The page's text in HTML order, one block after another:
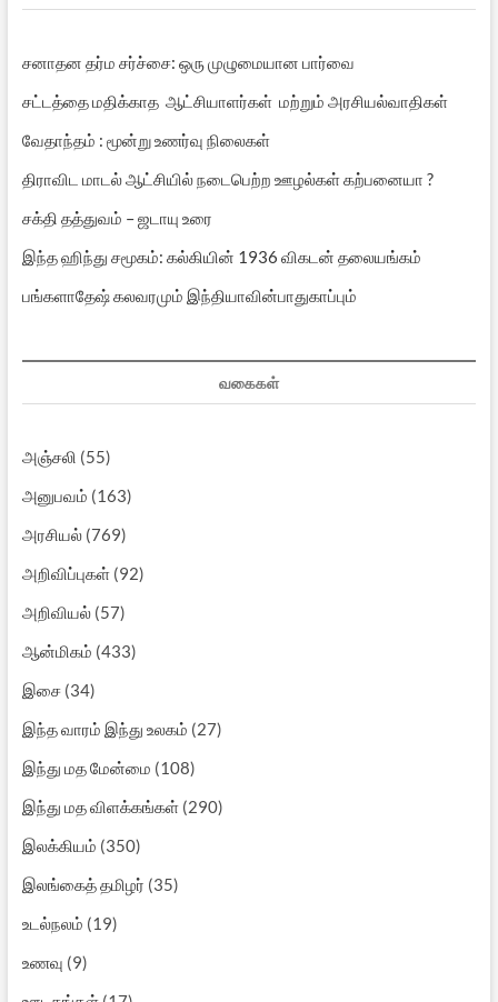
சனாதன தர்ம சர்ச்சை: ஒரு முழுமையான பார்வை
சட்டத்தை மதிக்காத ஆட்சியாளர்கள் மற்றும் அரசியல்வாதிகள்
வேதாந்தம் : மூன்று உணர்வு நிலைகள்
திராவிட மாடல் ஆட்சியில் நடைபெற்ற ஊழல்கள் கற்பனையா ?
சக்தி தத்துவம் – ஜடாயு உரை
இந்த ஹிந்து சமூகம்: கல்கியின் 1936 விகடன் தலையங்கம்
பங்களாதேஷ் கலவரமும் இந்தியாவின்பாதுகாப்பும்
வகைகள்
அஞ்சலி (55)
அனுபவம் (163)
அரசியல்(769)
அறிவிப்புகள்(92)
அறிவியல்(57)
ஆன்மிகம் (433)
இசை(34)
இந்த வாரம் இந்து உலகம் (27)
இந்து மத மேன்மை (108)
இந்து மத விளக்கங்கள்(290)
இலக்கியம் (350)
இலங்கைத் தமிழர் (35)
உடல்நலம் (19)
உணவு (9)